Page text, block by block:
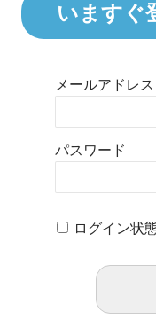
いますぐ
メールアドレス
パスワード
ログイン状